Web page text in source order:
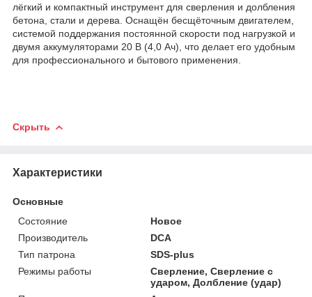
лёгкий и компактный инструмент для сверления и долбления
бетона, стали и дерева. Оснащён бесщёточным двигателем,
системой поддержания постоянной скорости под нагрузкой и
двумя аккумуляторами 20 В (4,0 Ач), что делает его удобным
для профессионального и бытового применения.
Скрыть
Характеристики
Основные
Состояние
Новое
Производитель
DCA
Тип патрона
SDS-plus
Режимы работы
Сверление, Сверление с
ударом, Долбление (удар)